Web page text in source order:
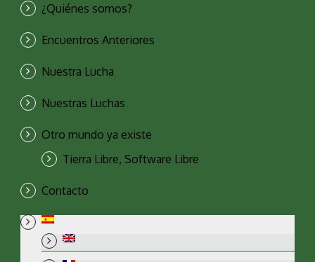
¿Quiénes somos?
Encuentros Anteriores
Nuestra Lucha
Nuestras Luchas
Otro mundo ya existe
Tierra Libre, Software Libre
Contacto